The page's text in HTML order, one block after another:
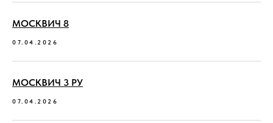
МОСКВИЧ 8
07.04.2026
МОСКВИЧ 3 РУ
07.04.2026